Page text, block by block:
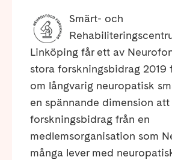
Smärt- och
Linköping får ett av
stora forskningsbidrag 2019
om långvarig neuropatisk
en spännande dimension
forskningsbidrag från en
medlemsorganisation som
många lever med